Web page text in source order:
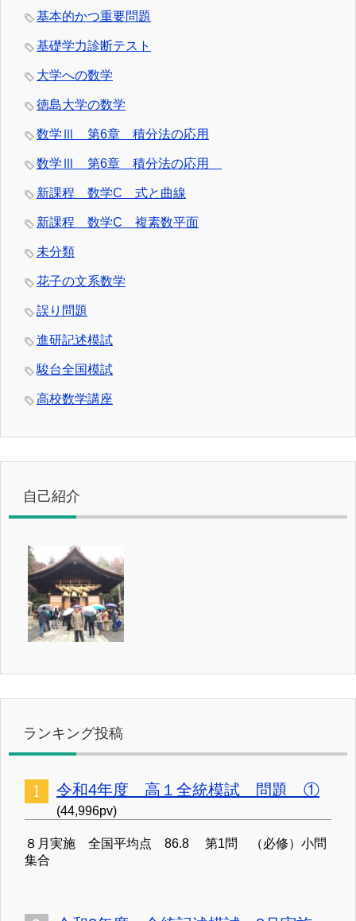
基本的かつ重要問題
基礎学力診断テスト
大学への数学
徳島大学の数学
数学Ⅲ 第6章 積分法の応用
数学Ⅲ 第6章 積分法の応用
新課程 数学C 式と曲線
新課程 数学C 複素数平面
未分類
花子の文系数学
誤り問題
進研記述模試
駿台全国模試
高校数学講座
自己紹介
ランキング投稿
令和4年度 高１全統模試 問題 ①
(44,996pv)
８月実施 全国平均点 86.8 第1問 （必修）小問
集合